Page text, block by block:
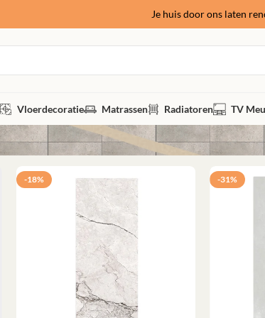
Je huis door ons laten
Vloerdecoratie Matrassen Radiatoren TV
-18% -31%